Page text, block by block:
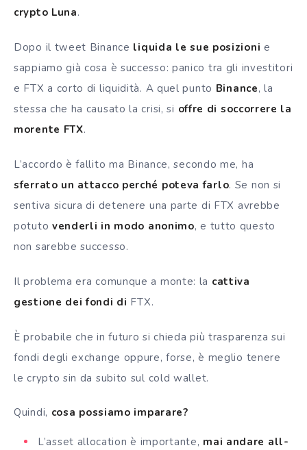
crypto Luna.
Dopo il tweet Binance liquida le sue posizioni e
sappiamo già cosa è successo: panico tra gli investitori
e FTX a corto di liquidità. A quel punto Binance, la
stessa che ha causato la crisi, si offre di soccorrere la
morente FTX.
L’accordo è fallito ma Binance, secondo me, ha
sferrato un attacco perché poteva farlo. Se non si
sentiva sicura di detenere una parte di FTX avrebbe
potuto venderli in modo anonimo, e tutto questo
non sarebbe successo.
Il problema era comunque a monte: la cattiva
gestione dei fondi di FTX.
È probabile che in futuro si chieda più trasparenza sui
fondi degli exchange oppure, forse, è meglio tenere
le crypto sin da subito sul cold wallet.
Quindi, cosa possiamo imparare?
L’asset allocation è importante, mai andare all-